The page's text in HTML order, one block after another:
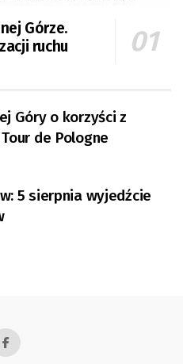
Górze.
ruchu
Góry o korzyści z
de Pologne
5 sierpnia wyjedźcie